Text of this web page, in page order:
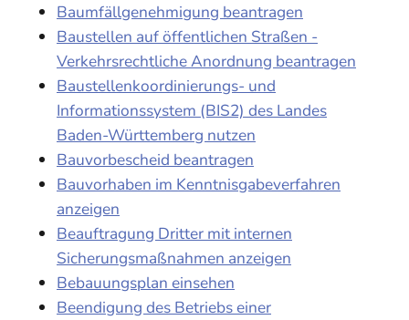
Baumfällgenehmigung beantragen
Baustellen auf öffentlichen Straßen -
Verkehrsrechtliche Anordnung beantragen
Baustellenkoordinierungs- und
Informationssystem (BIS2) des Landes
Baden-Württemberg nutzen
Bauvorbescheid beantragen
Bauvorhaben im Kenntnisgabeverfahren
anzeigen
Beauftragung Dritter mit internen
Sicherungsmaßnahmen anzeigen
Bebauungsplan einsehen
Beendigung des Betriebs einer